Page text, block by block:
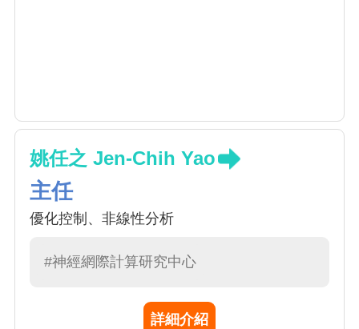
姚任之 Jen-Chih Yao
主任
優化控制、非線性分析
#神經網際計算研究中心
詳細介紹